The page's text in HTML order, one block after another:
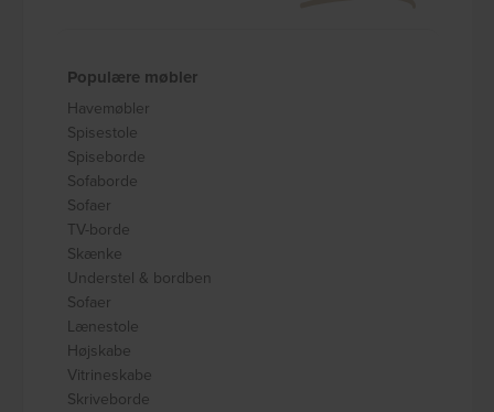
Populære møbler
Havemøbler
Spisestole
Spiseborde
Sofaborde
Sofaer
TV-borde
Skænke
Understel & bordben
Sofaer
Lænestole
Højskabe
Vitrineskabe
Skriveborde